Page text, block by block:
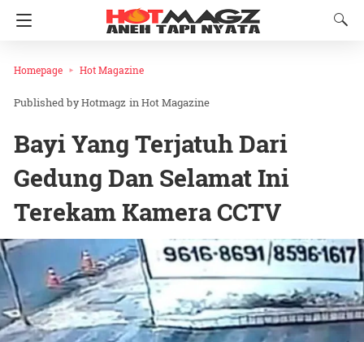
Homepage Hot Magazine
Hotmagz inHot Magazine
Bayi Yang Terjatuh Dari
Gedung Dan Selamat Ini
Terekam Kamera CCTV